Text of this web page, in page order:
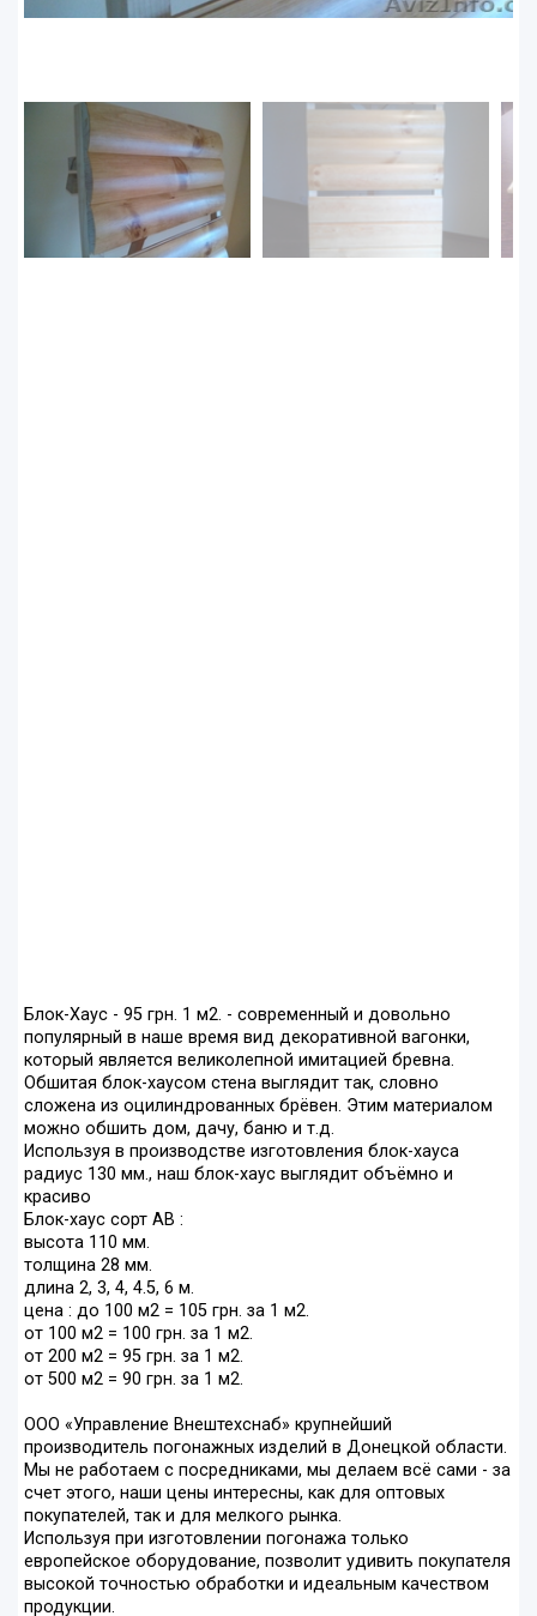
Блок-Хаус - 95 грн. 1 м2. - современный и довольно
популярный в наше время вид декоративной вагонки,
который является великолепной имитацией бревна.
Обшитая блок-хаусом стена выглядит так, словно
сложена из оцилиндрованных брёвен. Этим материалом
можно обшить дом, дачу, баню и т.д.
Используя в производстве изготовления блок-хауса
радиус 130 мм., наш блок-хаус выглядит объёмно и
красиво
Блок-хаус сорт АВ :
высота 110 мм.
толщина 28 мм.
длина 2, 3, 4, 4.5, 6 м.
цена : до 100 м2 = 105 грн. за 1 м2.
от 100 м2 = 100 грн. за 1 м2.
от 200 м2 = 95 грн. за 1 м2.
от 500 м2 = 90 грн. за 1 м2.
ООО «Управление Внештехснаб» крупнейший
производитель погонажных изделий в Донецкой области.
Мы не работаем с посредниками, мы делаем всё сами - за
счет этого, наши цены интересны, как для оптовых
покупателей, так и для мелкого рынка.
Используя при изготовлении погонажа только
европейское оборудование, позволит удивить покупателя
высокой точностью обработки и идеальным качеством
продукции.